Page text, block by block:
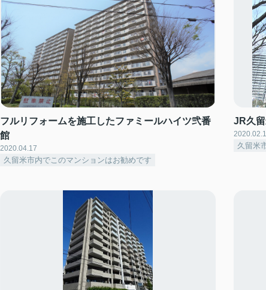
フルリフォームを施工したファミールハイツ弐番
館
2020.04.17
久留米市内でこのマンションはお勧めです
JR久
久留米